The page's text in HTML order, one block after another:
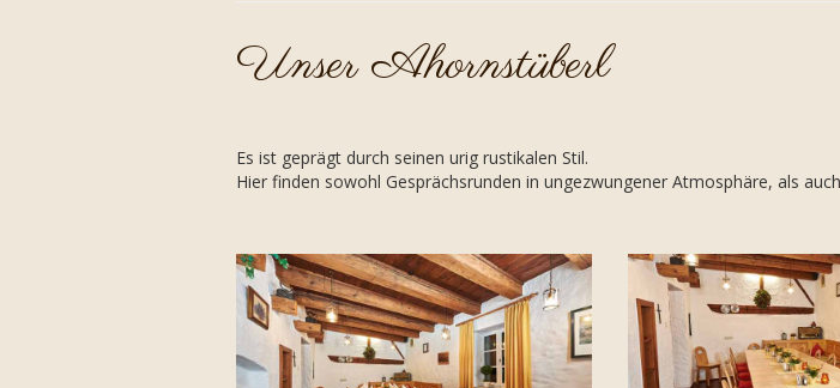
Unser Ahornstüberl
Es ist geprägt durch seinen urig rustikalen Stil.
Hier finden sowohl Gesprächsrunden in ungezwungener Atmosphäre, als